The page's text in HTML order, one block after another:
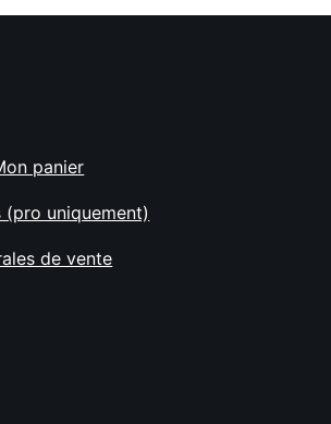
panier
uniquement)
de vente